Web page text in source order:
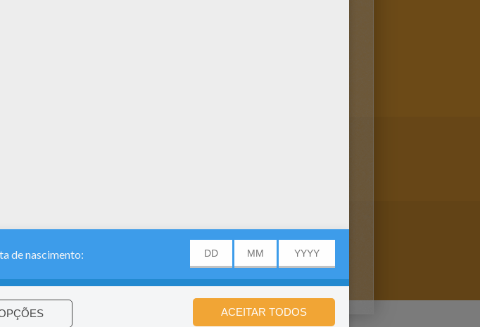
páginas para colorir! Curta nossas fantásticas livros para
Aimee e colori-lo com suas crianças. Divirtam-se!